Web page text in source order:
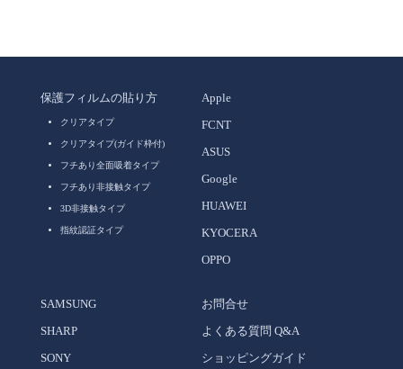
保護フィルムの貼り方
クリアタイプ
クリアタイプ(ガイド枠付)
フチあり全面吸着タイプ
フチあり非接触タイプ
3D非接触タイプ
指紋認証タイプ
Apple
FCNT
ASUS
Google
HUAWEI
KYOCERA
OPPO
SAMSUNG
SHARP
SONY
お問合せ
よくある質問 Q&A
ショッピングガイド